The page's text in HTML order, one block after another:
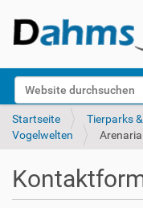
Website durchsuchen
k
Startseite Tierparks
Vogelwelten